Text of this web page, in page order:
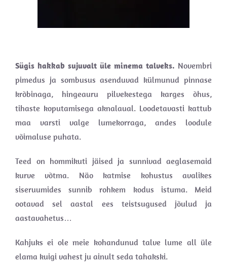
Sügis hakkab sujuvalt üle minema talveks. Novembri
pimedus ja sombusus asenduvad külmunud pinnase
krõbinaga, hingeauru pilvekestega karges õhus,
tihaste koputamisega aknalaual. Loodetavasti kattub
maa varsti valge lumekorraga, andes loodule
võimaluse puhata.
Teed on hommikuti jäised ja sunnivad aeglasemaid
kurve võtma. Näo katmise kohustus avalikes
siseruumides sunnib rohkem kodus istuma. Meid
ootavad sel aastal ees teistsugused jõulud ja
aastavahetus…
Kahjuks ei ole meie kohandunud talve lume all üle
elama kuigi vahest ju ainult seda tahakski.